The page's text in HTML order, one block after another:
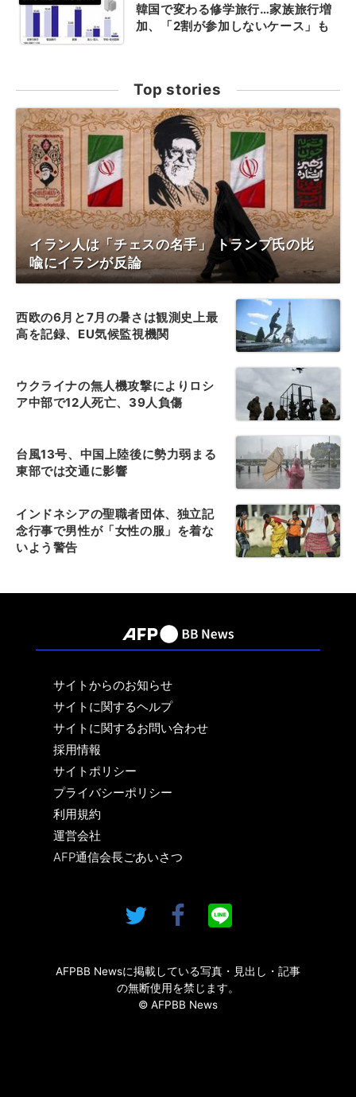
韓国で変わる修学旅行…家族旅行増
加、「2割が参加しないケース」も
Top stories
イラン人は「チェスの名手」 トランプ氏の比
喩にイランが反論
西欧の6月と7月の暑さは観測史上最
高を記録、EU気候監視機関
ウクライナの無人機攻撃によりロシ
ア中部で12人死亡、39人負傷
台風13号、中国上陸後に勢力弱まる
東部では交通に影響
インドネシアの聖職者団体、独立記
念行事で男性が「女性の服」を着な
いよう警告
サイトからのお知らせ
サイトに関するヘルプ
サイトに関するお問い合わせ
採用情報
サイトポリシー
プライバシーポリシー
利用規約
運営会社
AFP通信会長ごあいさつ
AFPBB Newsに掲載している写真・見出し・記事
の無断使用を禁じます。
© AFPBB News